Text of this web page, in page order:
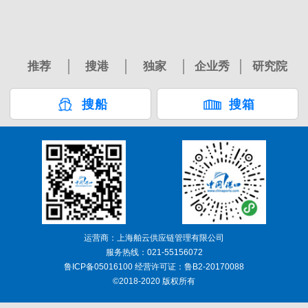
推荐 搜港 独家 企业秀 研究院
搜船 搜箱
运营商：上海舶云供应链管理有限公司
服务热线：021-55156072
鲁ICP备05016100 经营许可证：鲁B2-20170088
©2018-2020 版权所有